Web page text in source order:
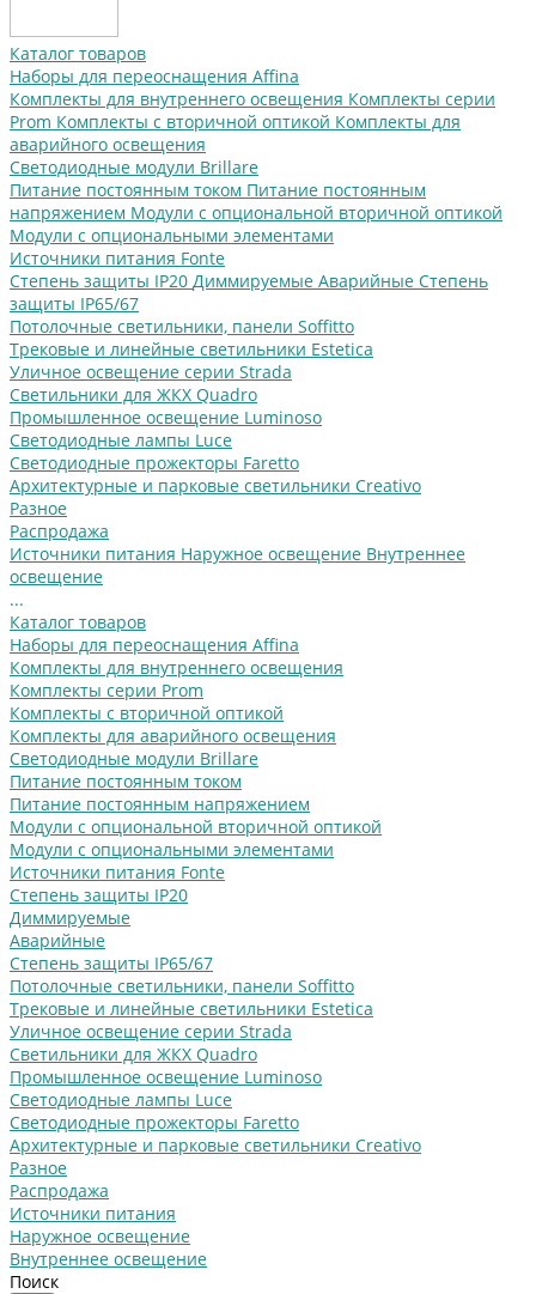
Каталог товаров
Наборы для переоснащения Affina
Комплекты для внутреннего освещения Комплекты серии
Prom Комплекты с вторичной оптикой Комплекты для
аварийного освещения
Светодиодные модули Brillare
Питание постоянным током Питание постоянным
напряжением Модули с опциональной вторичной оптикой
Модули с опциональными элементами
Источники питания Fonte
Степень защиты IP20 Диммируемые Аварийные Степень
защиты IP65/67
Потолочные светильники, панели Soffitto
Трековые и линейные светильники Estetica
Уличное освещение серии Strada
Cветильники для ЖКХ Quadro
Промышленное освещение Luminoso
Светодиодные лампы Luce
Светодиодные прожекторы Faretto
Архитектурные и парковые светильники Creativo
Разное
Распродажа
Источники питания Наружное освещение Внутреннее
освещение
...
Каталог товаров
Наборы для переоснащения Affina
Комплекты для внутреннего освещения
Комплекты серии Prom
Комплекты с вторичной оптикой
Комплекты для аварийного освещения
Светодиодные модули Brillare
Питание постоянным током
Питание постоянным напряжением
Модули с опциональной вторичной оптикой
Модули с опциональными элементами
Источники питания Fonte
Степень защиты IP20
Диммируемые
Аварийные
Степень защиты IP65/67
Потолочные светильники, панели Soffitto
Трековые и линейные светильники Estetica
Уличное освещение серии Strada
Cветильники для ЖКХ Quadro
Промышленное освещение Luminoso
Светодиодные лампы Luce
Светодиодные прожекторы Faretto
Архитектурные и парковые светильники Creativo
Разное
Распродажа
Источники питания
Наружное освещение
Внутреннее освещение
Поиск